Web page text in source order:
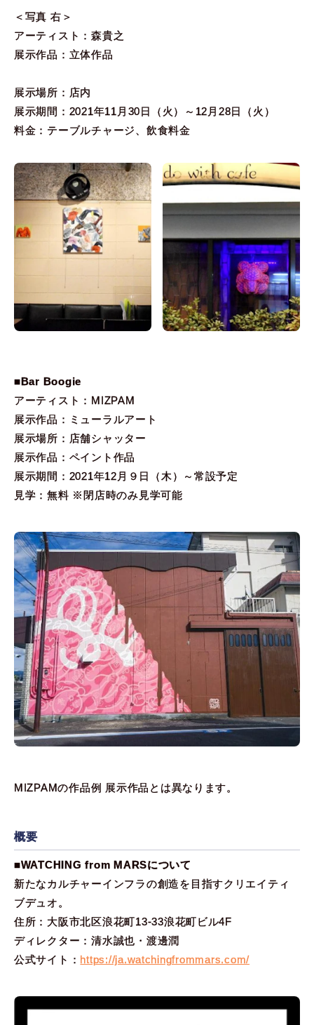
＜写真 右＞
アーティスト：森貴之
展示作品：立体作品
展示場所：店内
展示期間：2021年11月30日（火）～12月28日（火）
料金：テーブルチャージ、飲食料金
■Bar Boogie
アーティスト：MIZPAM
展示作品：ミューラルアート
展示場所：店舗シャッター
展示作品：ペイント作品
展示期間：2021年12月９日（木）～常設予定
見学：無料 ※閉店時のみ見学可能
MIZPAMの作品例 展示作品とは異なります。
概要
■WATCHING from MARSについて
新たなカルチャーインフラの創造を目指すクリエイティ
ブデュオ。
住所：大阪市北区浪花町13-33浪花町ビル4F
ディレクター：清水誠也・渡邊潤
公式サイト： https://ja.watchingfrommars.com/